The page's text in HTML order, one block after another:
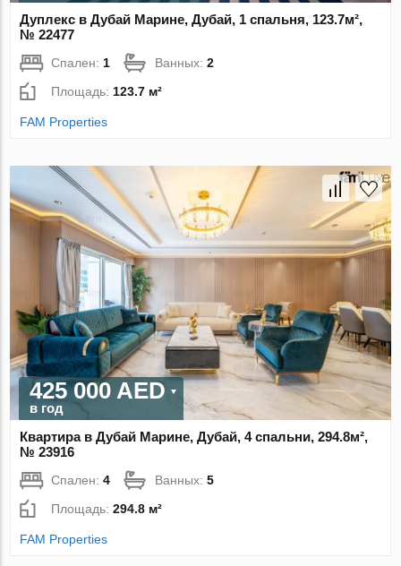
Дуплекс в Дубай Марине, Дубай, 1 спальня, 123.7м²,
№ 22477
Спален: 1 Ванных:2
Площадь: 123.7 м²
FAM Properties
425 000 AED
в год
Квартира в Дубай Марине, Дубай, 4 спальни, 294.8м²,
№ 23916
Спален:4 Ванных:5
Площадь:294.8 м²
FAM Properties